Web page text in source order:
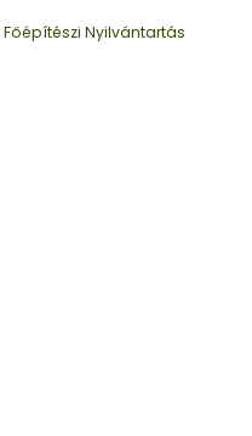
Főépítészi Nyilvántartás